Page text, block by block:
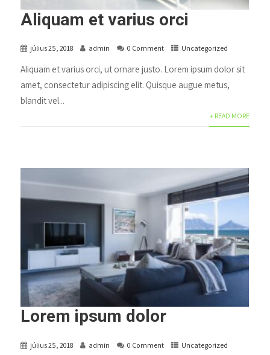
Aliquam et varius orci
július 25, 2018 admin 0 Comment Uncategorized
Aliquam et varius orci, ut ornare justo. Lorem ipsum dolor sit
amet, consectetur adipiscing elit. Quisque augue metus,
blandit vel...
+ READ MORE
Lorem ipsum dolor
július 25, 2018 admin 0 Comment Uncategorized